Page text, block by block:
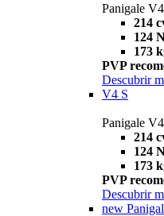
Panigale V4
214
124
173
PVP
Descubrir
V4 S
Panigale
214
124
173
PVP
Descubrir
new